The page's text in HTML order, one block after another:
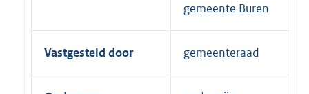
gemeente Buren
Vastgesteld door gemeenteraad